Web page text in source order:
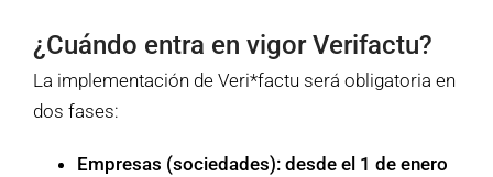
¿Cuándo entra en vigor Verifactu?
La implementación de Veri*factu será obligatoria en
dos fases:
Empresas (sociedades): desde el 1 de enero